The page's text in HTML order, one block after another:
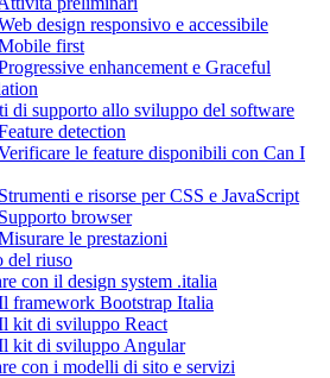
design responsivo e accessibile
first
enhancement e Graceful
di supporto allo sviluppo del software
detection
le feature disponibili con Can I
e risorse per CSS e JavaScript
browser
le prestazioni
del riuso
con il design system .italia
framework Bootstrap Italia
kit di sviluppo React
kit di sviluppo Angular
con i modelli di sito e servizi